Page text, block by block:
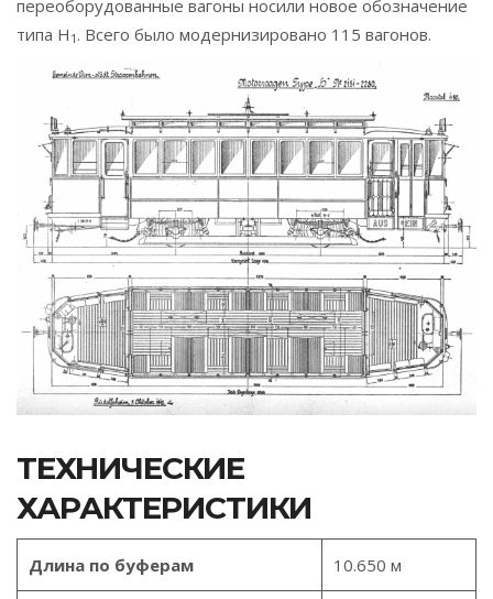
переоборудованные вагоны носили новое обозначение
типа H 1 . Всего было модернизировано 115 вагонов.
ТЕХНИЧЕСКИЕ
ХАРАКТЕРИСТИКИ
Длина по буферам 10.650 м